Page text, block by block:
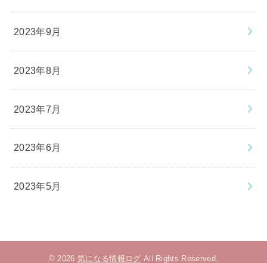
2023年9月
2023年8月
2023年7月
2023年6月
2023年5月
© 2026 気になる情報ログ All Rights Reserved.